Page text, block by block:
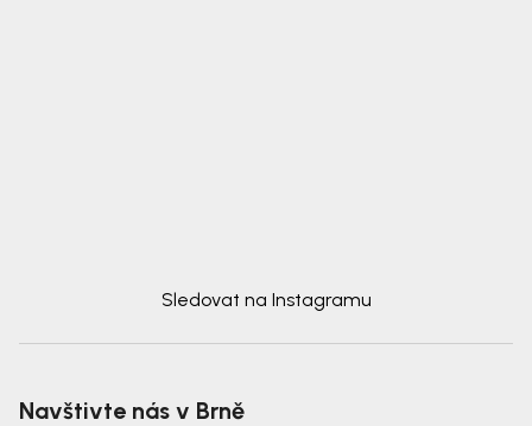
Sledovat na Instagramu
Navštivte nás v Brně